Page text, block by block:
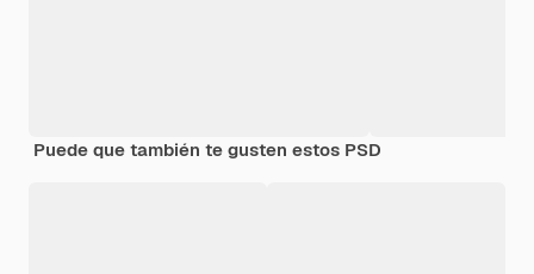
Puede que también te gusten estos PSD